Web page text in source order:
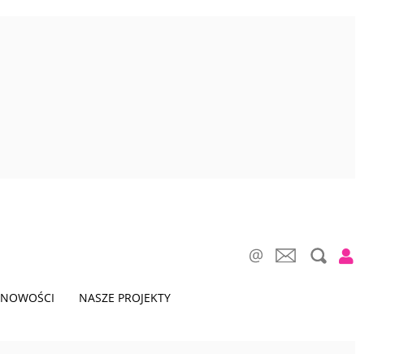
NOWOŚCI NASZE PROJEKTY